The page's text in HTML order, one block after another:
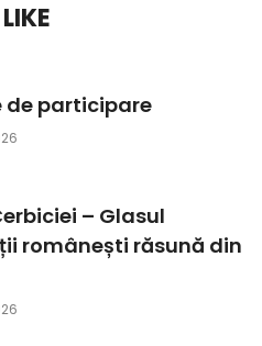
de participare
– Glasul
românești răsună din